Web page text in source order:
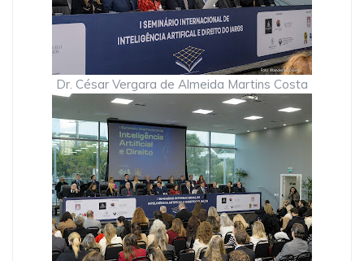
Dr. César Vergara de Almeida Martins Costa